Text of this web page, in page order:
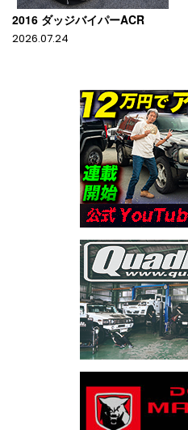
2016 ダッジバイパーACR
2026.07.24